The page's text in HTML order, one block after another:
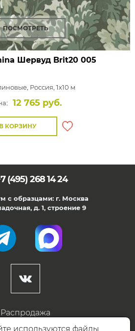
ПОСМОТРЕТЬ
Шервуд Brit20 005
Россия, 1x10 м
12 765 руб.
В КОРЗИНУ
(495) 268 14 24
с образцами: г. Москва
д. 1, строение 9
Распродажа
дизайны
используются файлы